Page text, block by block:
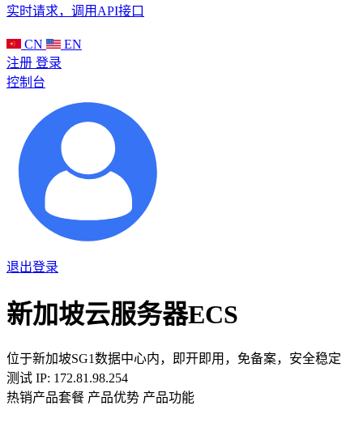
实时请求，调用API接口
CN
EN
注册 登录
控制台
退出登录
新加坡云服务器ECS
位于新加坡SG1数据中心内，即开即用，免备案，安全稳定
测试 IP: 172.81.98.254
热销产品套餐 产品优势 产品功能